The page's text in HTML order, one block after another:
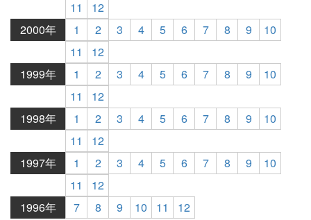
11
12
2000年
1 2 3 4 5 6 7 8 9
10
11
12
1999年
1 2 3 4 5 6 7 8 9
10
11
12
1998年
1 2 3 4 5 6 7 8 9
10
11
12
1997年
1 2 3 4 5 6 7 8 9
10
11
12
1996年
7 8 9 10 11 12